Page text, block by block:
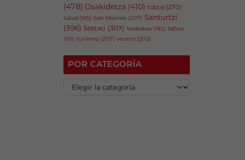
(478) Osakidetza (410) robos (270)
Salud (185) San Mamés (207) Santurtzi
(396) Sestao (307) Telebilbao (182) tráfico
(191) turismo (207) verano (202)
POR CATEGORÍA